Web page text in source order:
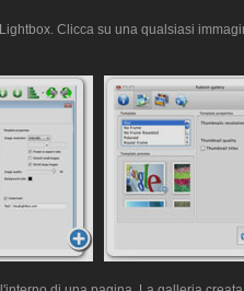
Clicca su una qualsiasi